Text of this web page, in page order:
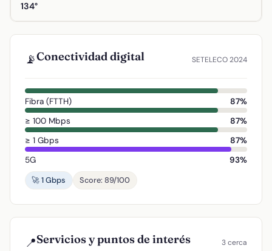
134°
📡Conectividad digital SETELECO 2024
Fibra (FTTH)
87%
≥ 100 Mbps
87%
≥ 1 Gbps
87%
5G
93%
🚀 1 Gbps
Score: 89/100
📍Servicios y puntos de interés 3 cerca